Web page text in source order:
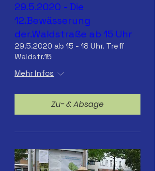
29.5.2020 - Die
12.Bewässerung
der.Waldstraße ab 15 Uhr
29.5.2020 ab 15 - 18 Uhr. Treff
Waldstr.15
Mehr Infos
Zu- & Absage